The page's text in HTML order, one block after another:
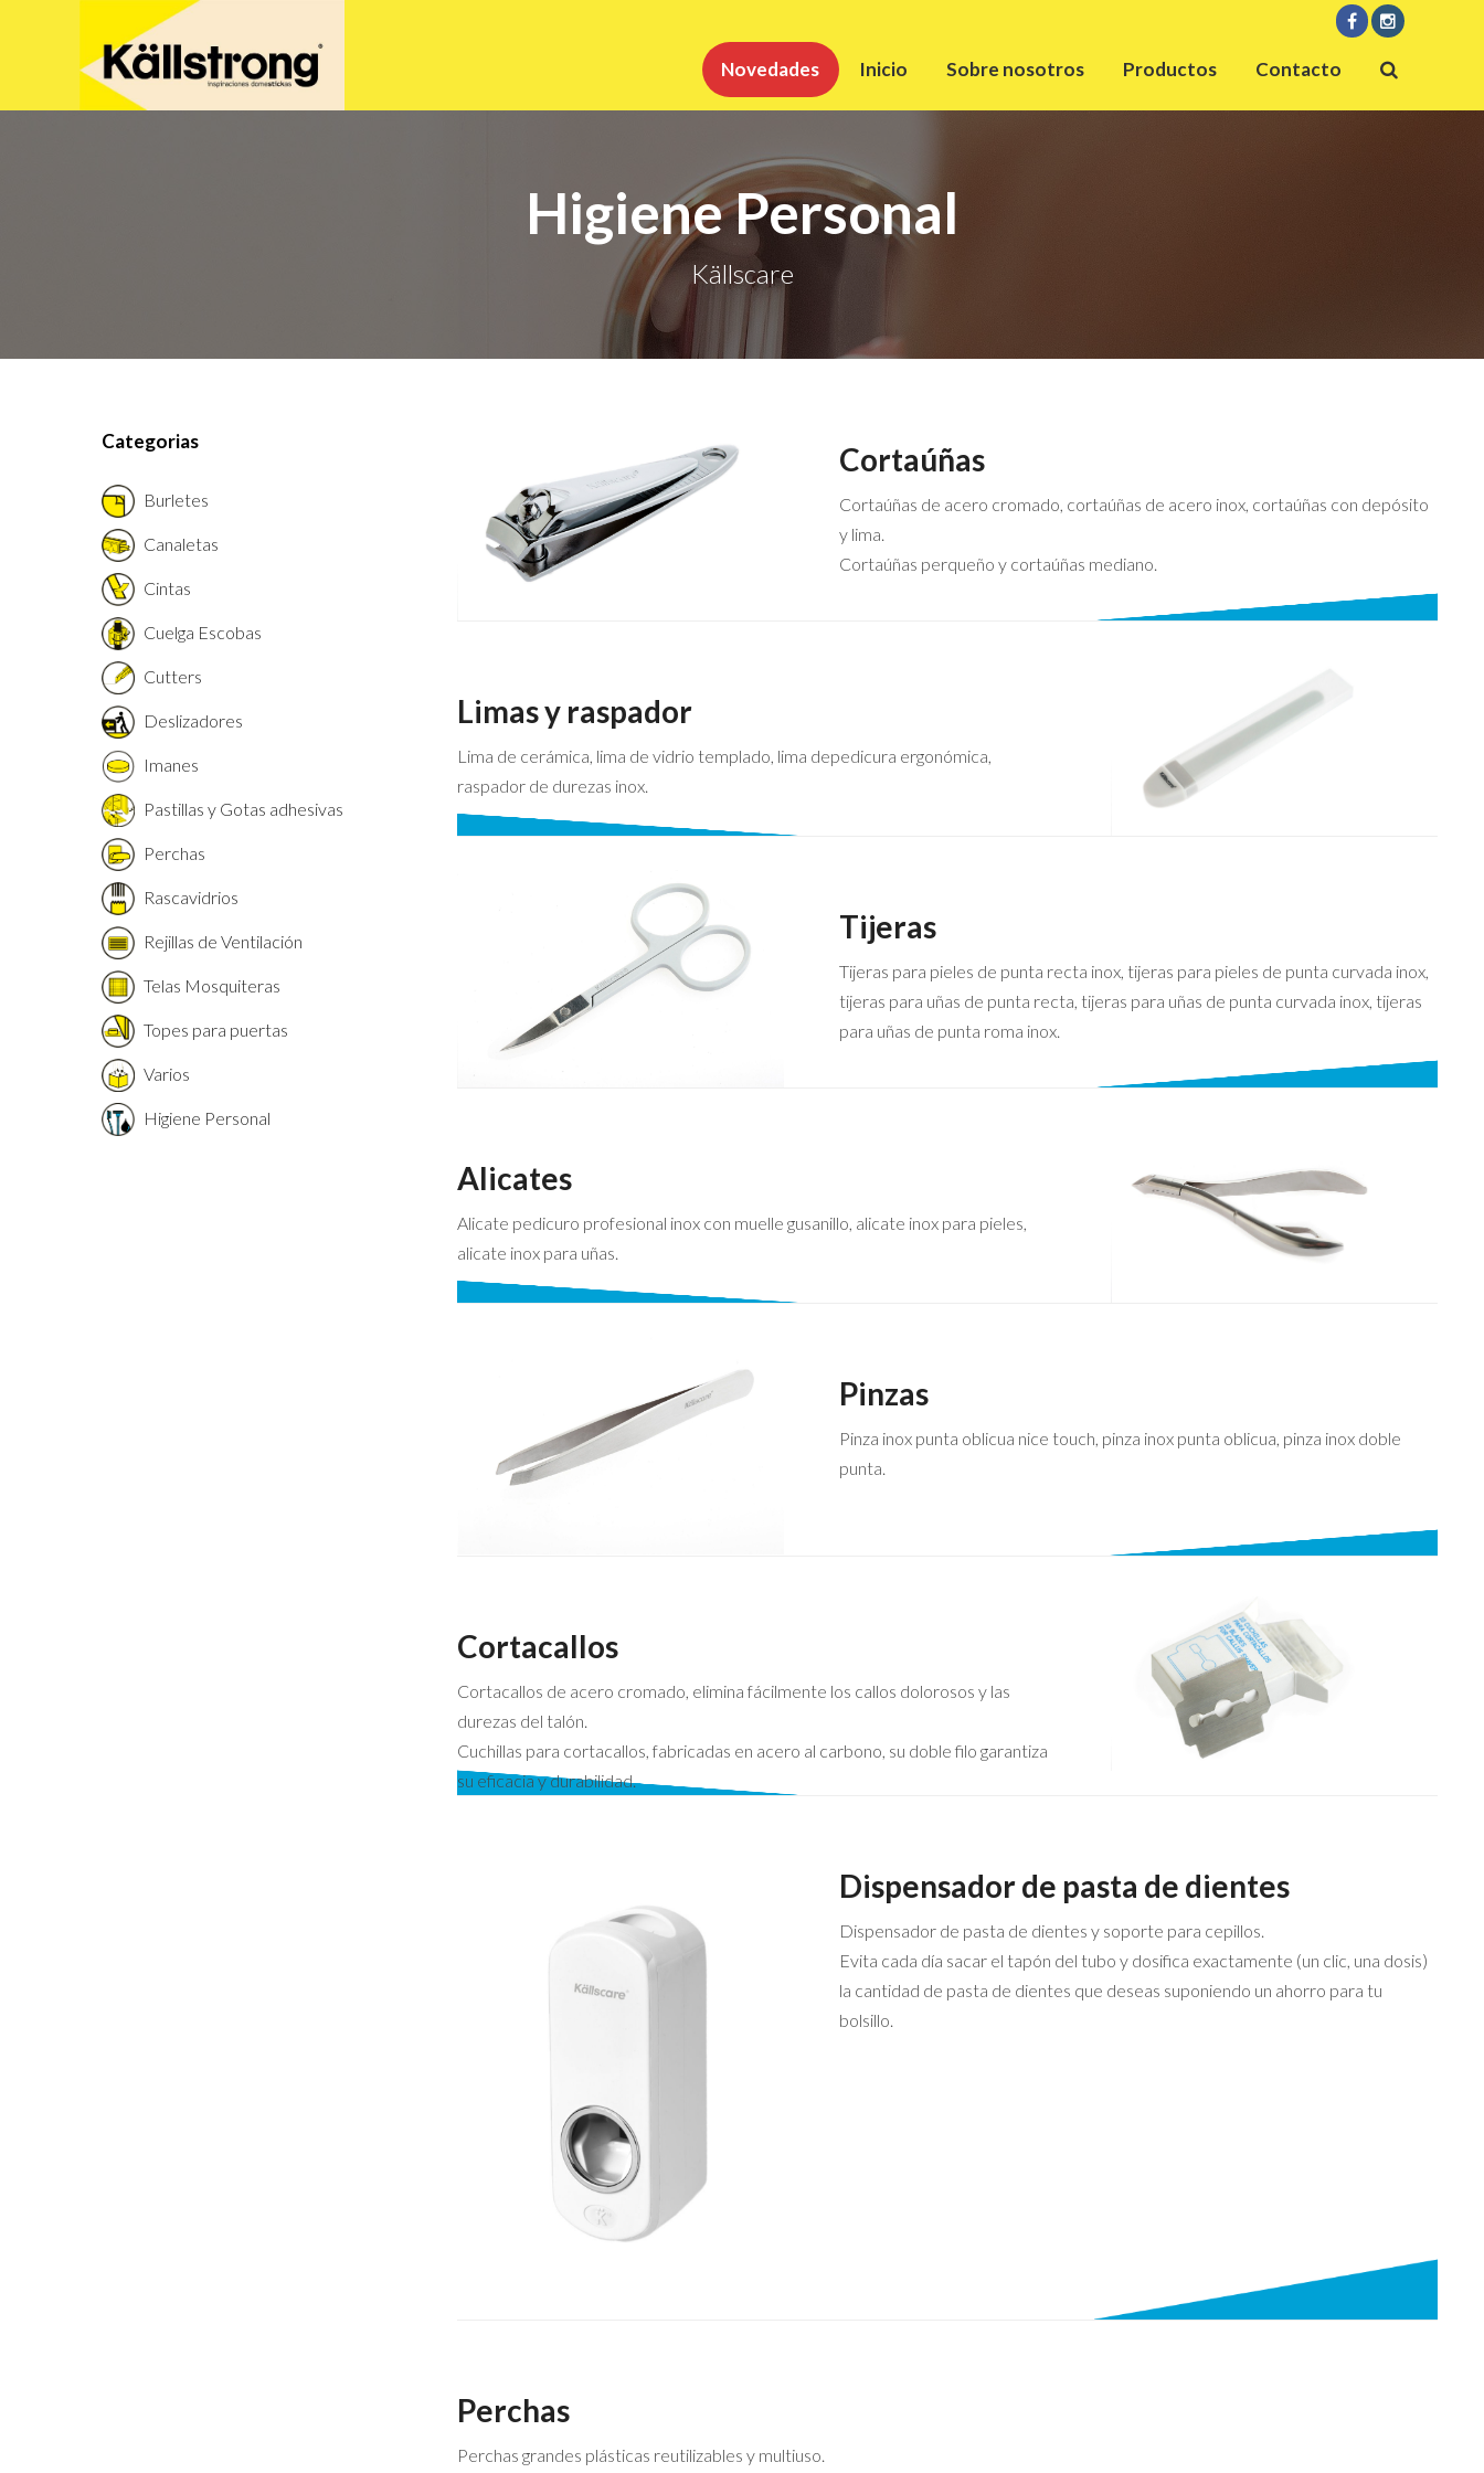
Novedades Inicio Sobre nosotros Productos Contacto
Higiene Personal
Källscare
Cortaúñas
Cortaúñas de acero cromado, cortaúñas de acero inox, cortaúñas con depósito
y lima.
Cortaúñas perqueño y cortaúñas mediano.
Limas y raspador
Lima de cerámica, lima de vidrio templado, lima depedicura ergonómica,
raspador de durezas inox.
Tijeras
Tijeras para pieles de punta recta inox, tijeras para pieles de punta curvada inox,
tijeras para uñas de punta recta, tijeras para uñas de punta curvada inox, tijeras
para uñas de punta roma inox.
Alicates
Alicate pedicuro profesional inox con muelle gusanillo, alicate inox para pieles,
alicate inox para uñas.
Pinzas
Pinza inox punta oblicua nice touch, pinza inox punta oblicua, pinza inox doble
punta.
Cortacallos
Cortacallos de acero cromado, elimina fácilmente los callos dolorosos y las
durezas del talón.
Cuchillas para cortacallos, fabricadas en acero al carbono, su doble filo garantiza
su eficacia y durabilidad.
Dispensador de pasta de dientes
Dispensador de pasta de dientes y soporte para cepillos.
Evita cada día sacar el tapón del tubo y dosifica exactamente (un clic, una dosis)
la cantidad de pasta de dientes que deseas suponiendo un ahorro para tu
bolsillo.
Perchas
Perchas grandes plásticas reutilizables y multiuso.
Categorias
Burletes
Canaletas
Cintas
Cuelga Escobas
Cutters
Deslizadores
Imanes
Pastillas y Gotas adhesivas
Perchas
Rascavidrios
Rejillas de Ventilación
Telas Mosquiteras
Topes para puertas
Varios
Higiene Personal